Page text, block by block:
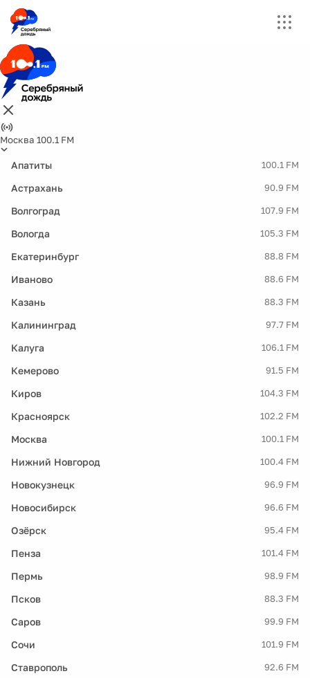
Москва 100.1 FM
Апатиты 100.1 FM
Астрахань 90.9 FM
Волгоград 107.9 FM
Вологда 105.3 FM
Екатеринбург 88.8 FM
Иваново 88.6 FM
Казань 88.3 FM
Калининград 97.7 FM
Калуга 106.1 FM
Кемерово 91.5 FM
Киров 104.3 FM
Красноярск 102.2 FM
Москва 100.1 FM
Нижний Новгород 100.4 FM
Новокузнецк 96.9 FM
Новосибирск 96.6 FM
Озёрск 95.4 FM
Пенза 101.4 FM
Пермь 98.9 FM
Псков 88.3 FM
Саров 99.9 FM
Сочи 101.9 FM
Ставрополь 92.6 FM